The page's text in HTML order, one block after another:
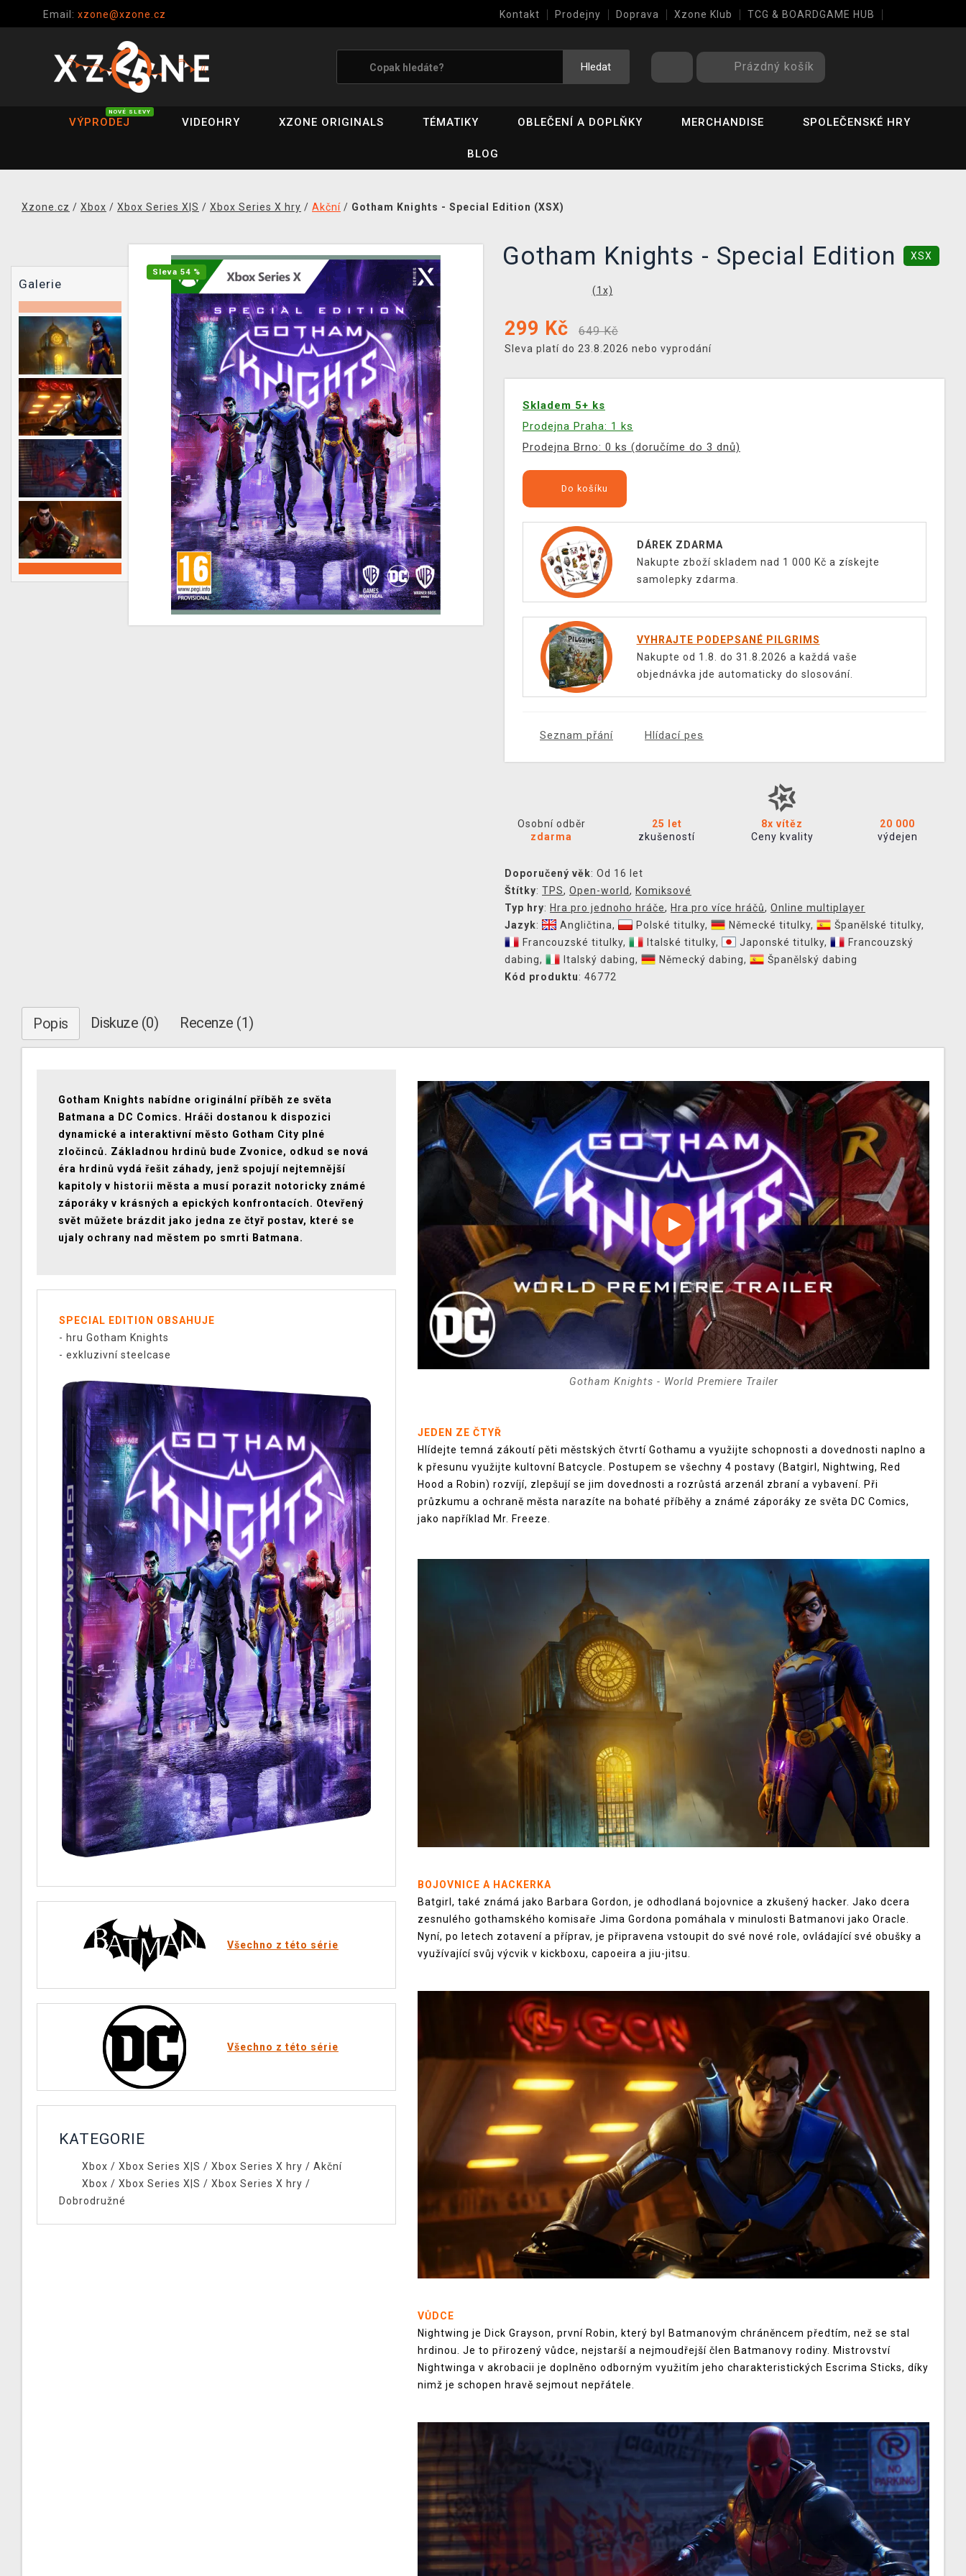
Email: xzone@xzone.cz Kontakt Prodejny Doprava Xzone Klub TCG & BOARDGAME HUB
Hledat Prázdný košík
VÝPRODEJ
NOVÉ SLEVY
VIDEOHRY XZONE ORIGINALS TÉMATIKY OBLEČENÍ A DOPLŇKY MERCHANDISE SPOLEČENSKÉ HRY
BLOG
Xzone.cz / Xbox / Xbox Series X|S / Xbox Series X hry / Akční / Gotham Knights - Special Edition (XSX)
Galerie
Sleva 54 %
Gotham Knights - Special Edition XSX
(1 x)
299 Kč 649 Kč
Sleva platí do 23.8.2026 nebo vyprodání
Skladem 5+ ks
Prodejna Praha: 1 ks
Prodejna Brno: 0 ks (doručíme do 3 dnů)
Do košíku
DÁREK ZDARMA
Nakupte zboží skladem nad 1 000 Kč a získejte
samolepky zdarma.
VYHRAJTE PODEPSANÉ PILGRIMS
Nakupte od 1.8. do 31.8.2026 a každá vaše
objednávka jde automaticky do slosování.
Seznam přání Hlídací pes
Osobní odběr
zdarma
25 let
zkušeností
8x vítěz
Ceny kvality
20 000
výdejen
Doporučený věk: Od 16 let
Štítky: TPS, Open-world, Komiksové
Typ hry: Hra pro jednoho hráče, Hra pro více hráčů, Online multiplayer
Jazyk: Angličtina, Polské titulky, Německé titulky, Španělské titulky,
Francouzské titulky, Italské titulky, Japonské titulky,
Francouzský
dabing, Italský dabing, Německý dabing,
Španělský dabing
Kód produktu: 46772
Popis Diskuze (0) Recenze (1)
Gotham Knights nabídne originální příběh ze světa
Batmana a DC Comics. Hráči dostanou k dispozici
dynamické a interaktivní město Gotham City plné
zločinců. Základnou hrdinů bude Zvonice, odkud se nová
éra hrdinů vydá řešit záhady, jenž spojují nejtemnější
kapitoly v historii města a musí porazit notoricky známé
záporáky v krásných a epických konfrontacích. Otevřený
svět můžete brázdit jako jedna ze čtyř postav, které se
ujaly ochrany nad městem po smrti Batmana.
SPECIAL EDITION OBSAHUJE
- hru Gotham Knights
- exkluzivní steelcase
Všechno z této série
Všechno z této série
KATEGORIE
Xbox / Xbox Series X|S / Xbox Series X hry / Akční
Xbox / Xbox Series X|S / Xbox Series X hry /
Dobrodružné
Gotham Knights - World Premiere Trailer
JEDEN ZE ČTYŘ
Hlídejte temná zákoutí pěti městských čtvrtí Gothamu a využijte schopnosti a dovednosti naplno a
k přesunu využijte kultovní Batcycle. Postupem se všechny 4 postavy (Batgirl, Nightwing, Red
Hood a Robin) rozvíjí, zlepšují se jim dovednosti a rozrůstá arzenál zbraní a vybavení. Při
průzkumu a ochraně města narazíte na bohaté příběhy a známé záporáky ze světa DC Comics,
jako například Mr. Freeze.
BOJOVNICE A HACKERKA
Batgirl, také známá jako Barbara Gordon, je odhodlaná bojovnice a zkušený hacker. Jako dcera
zesnulého gothamského komisaře Jima Gordona pomáhala v minulosti Batmanovi jako Oracle.
Nyní, po letech zotavení a příprav, je připravena vstoupit do své nové role, ovládající své obušky a
využívající svůj výcvik v kickboxu, capoeira a jiu-jitsu.
VŮDCE
Nightwing je Dick Grayson, první Robin, který byl Batmanovým chráněncem předtím, než se stal
hrdinou. Je to přirozený vůdce, nejstarší a nejmoudřejší člen Batmanovy rodiny. Mistrovství
Nightwinga v akrobacii je doplněno odborným využitím jeho charakteristických Escrima Sticks, díky
nimž je schopen hravě sejmout nepřátele.